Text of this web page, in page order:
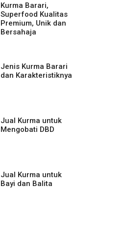
Kurma Barari,
Superfood Kualitas
Premium, Unik dan
Bersahaja
Jenis Kurma Barari
dan Karakteristiknya
Jual Kurma untuk
Mengobati DBD
Jual Kurma untuk
Bayi dan Balita